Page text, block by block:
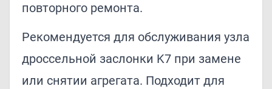
повторного ремонта.
Рекомендуется для обслуживания узла
дроссельной заслонки K7 при замене
или снятии агрегата. Подходит для